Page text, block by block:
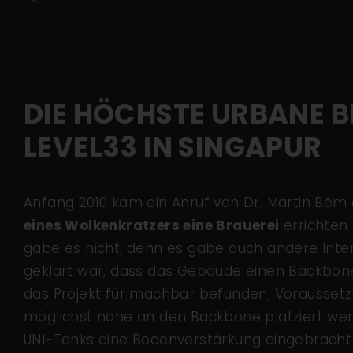
DIE HÖCHSTE URBANE
LEVEL33 IN SINGAPUR
Anfang 2010 kam ein Anruf von Dr. Martin
eines Wolkenkratzers eine Brauerei errichten
gäbe es nicht, denn es gäbe auch andere
geklärt war, dass das Gebäude einen
das Projekt für machbar befunden,
möglichst nahe an den Backbone platziert
UNI-Tanks eine Bodenverstärkung